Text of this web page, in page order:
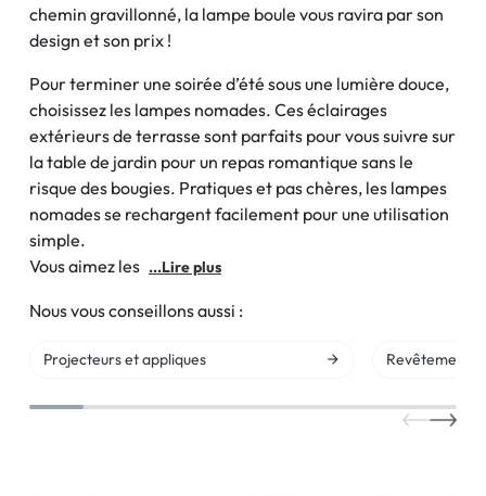
chemin gravillonné, la lampe boule vous ravira par son
design et son prix !
Pour terminer une soirée d’été sous une lumière douce,
choisissez les lampes nomades. Ces éclairages
extérieurs de terrasse sont parfaits pour vous suivre sur
la table de jardin pour un repas romantique sans le
risque des bougies. Pratiques et pas chères, les lampes
nomades se rechargent facilement pour une utilisation
simple.
Vous aimez les ...Lire plus
Nous vous conseillons aussi :
Projecteurs et appliques Revêtement